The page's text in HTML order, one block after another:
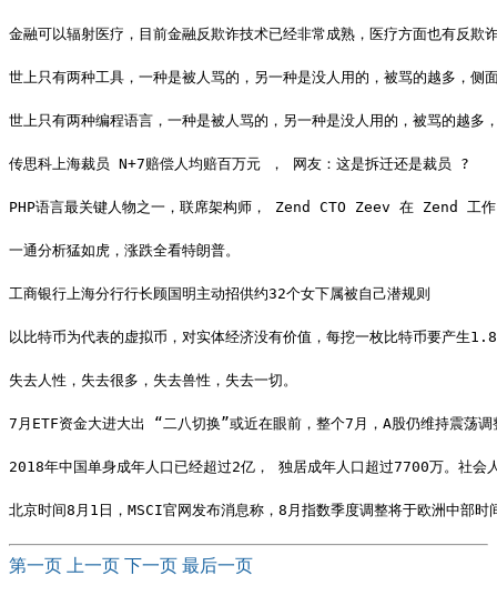
金融可以辐射医疗，目前金融反欺诈技术已经非常成熟，医疗方面也有反
世上只有两种工具，一种是被人骂的，另一种是没人用的，被骂的越多，侧
世上只有两种编程语言，一种是被人骂的，另一种是没人用的，被骂的越多
传思科上海裁员 N+7赔偿人均赔百万元 ， 网友：这是拆迁还是裁员 ?
PHP语言最关键人物之一，联席架构师， Zend CTO Zeev 在 Zend 工
一通分析猛如虎，涨跌全看特朗普。
工商银行上海分行行长顾国明主动招供约32个女下属被自己潜规则
以比特币为代表的虚拟币，对实体经济没有价值，每挖一枚比特币要产生
失去人性，失去很多，失去兽性，失去一切。
7月ETF资金大进大出 “二八切换”或近在眼前，整个7月，A股仍维持震荡
2018年中国单身成年人口已经超过2亿， 独居成年人口超过7700万。社会
北京时间8月1日，MSCI官网发布消息称，8月指数季度调整将于欧洲中部
第一页 上一页 下一页 最后一页